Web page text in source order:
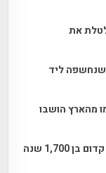
את
ליד
מהארץ הושבו
שנה